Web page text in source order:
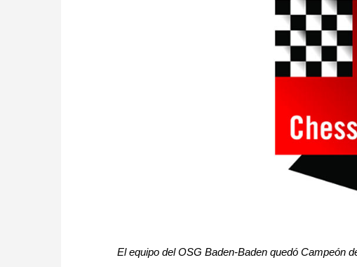
El equipo del OSG Baden-Baden quedó Campeón